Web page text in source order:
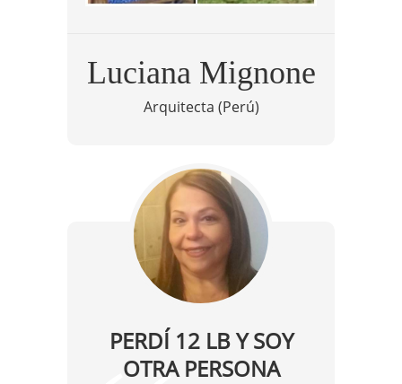
Luciana Mignone
Arquitecta (Perú)
PERDÍ 12 LB Y SOY
OTRA PERSONA